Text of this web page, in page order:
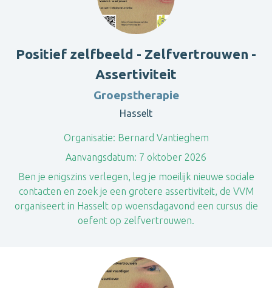
Positief zelfbeeld - Zelfvertrouwen -
Assertiviteit
Groepstherapie
Hasselt
Organisatie: Bernard Vantieghem
Aanvangsdatum: 7 oktober 2026
Ben je enigszins verlegen, leg je moeilijk nieuwe sociale
contacten en zoek je een grotere assertiviteit, de VVM
organiseert in Hasselt op woensdagavond een cursus die
oefent op zelfvertrouwen.